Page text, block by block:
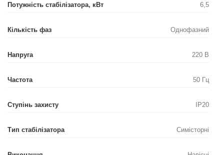
Потужність стабілізатора, кВт 6,5
Кількість фаз Однофазний
Напруга 220 В
Частота 50 Гц
Ступінь захисту IP20
Тип стабілізатора Симісторні